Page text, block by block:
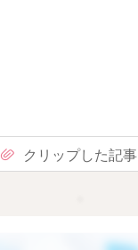
クリップした記事